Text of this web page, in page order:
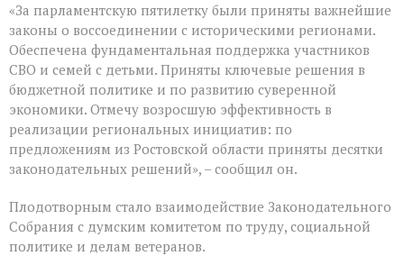
сессии,
ставшее
последним
для
VIII
созыва
«За парламентскую пятилетку были приняты важнейшие
законы о воссоединении с историческими регионами.
Обеспечена фундаментальная поддержка участников
СВО и семей с детьми. Приняты ключевые решения в
бюджетной политике и по развитию суверенной
экономики. Отмечу возросшую эффективность в
реализации региональных инициатив: по
предложениям из Ростовской области приняты десятки
законодательных решений», – сообщил он.
Плодотворным стало взаимодействие Законодательного
Собрания с думским комитетом по труду, социальной
политике и делам ветеранов.